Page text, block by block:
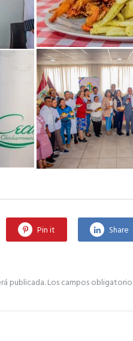
Pin it Share
publicada.Los campos